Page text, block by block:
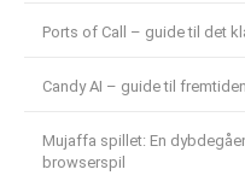
Ports of Call – guide til det
Candy AI – guide til
Mujaffa spillet: En
browserspil